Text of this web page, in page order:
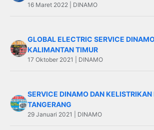
16 Maret 2022 | DINAMO
GLOBAL ELECTRIC SERVICE
KALIMANTAN TIMUR
17 Oktober 2021 | DINAMO
SERVICE DINAMO DAN KELISTRIKAN
TANGERANG
29 Januari 2021 | DINAMO